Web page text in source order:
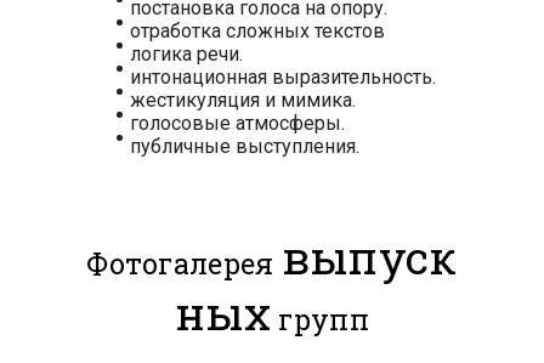
постановка голоса на опору.
отработка сложных текстов
логика речи.
интонационная выразительность.
жестикуляция и мимика.
голосовые атмосферы.
публичные выступления.
Фотогалерея выпуск
ных групп